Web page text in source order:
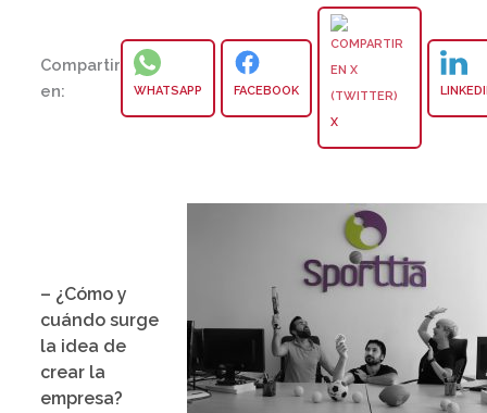
Compartir
en:
WHATSAPP FACEBOOK
X
– ¿Cómo y
cuándo surge
la idea de
crear la
empresa?